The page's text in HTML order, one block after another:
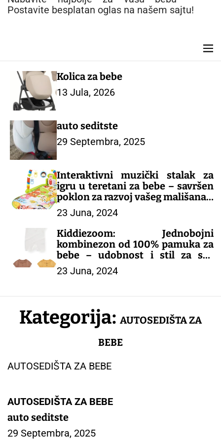
Postavite besplatan oglas na našem sajtu!
M
e
Kolica za bebe
13 Jula, 2026
auto seditste
29 Septembra, 2025
Interaktivni muzički stalak za
igru u teretani za bebe – savršen
poklon za razvoj vašeg mališana!
– IGRAČKE ZA BEBE
23 Juna, 2024
Kiddiezoom: Jednobojni
kombinezon od 100% pamuka za
bebe – udobnost i stil za sva
godišnja doba!
23 Juna, 2024
Kategorija: AUTOSEDIŠTA ZA
BEBE
AUTOSEDIŠTA ZA BEBE
AUTOSEDIŠTA ZA BEBE
auto seditste
29 Septembra, 2025